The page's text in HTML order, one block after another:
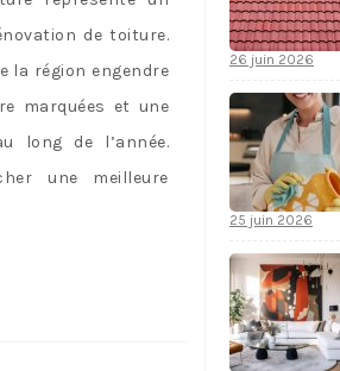
de toiture.
la région engendre
marquées et une
long de l’année.
une meilleure
26 juin 2026
25 juin 2026